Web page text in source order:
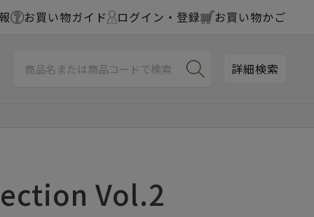
お買い物ガイド ログイン・登録 お買い物かご
詳細検索
Vol.2